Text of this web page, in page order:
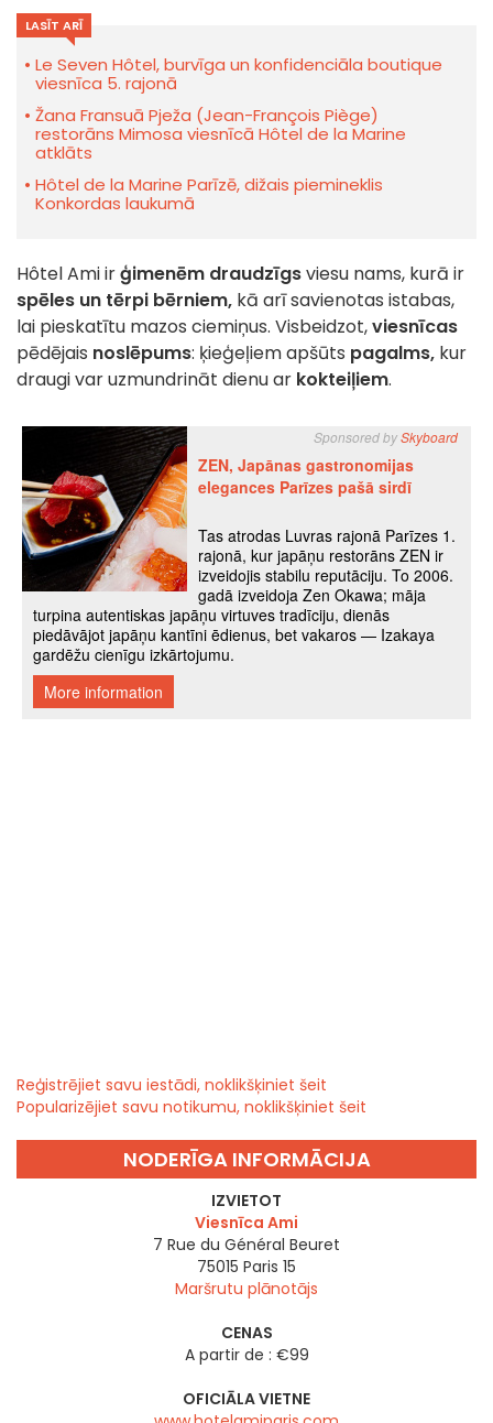
LASĪT ARĪ
Le Seven Hôtel, burvīga un konfidenciāla boutique
viesnīca 5. rajonā
Žana Fransuā Pježa (Jean-François Piège)
restorāns Mimosa viesnīcā Hôtel de la Marine
atklāts
Hôtel de la Marine Parīzē, dižais piemineklis
Konkordas laukumā
Hôtel Ami irģimenēm draudzīgsviesu nams, kurā ir
spēles un tērpi bērniem, kā arī savienotas istabas,
lai pieskatītu mazos ciemiņus. Visbeidzot,viesnīcas
pēdējais noslēpums: ķieģeļiem apšūts pagalms, kur
draugi var uzmundrināt dienu ar kokteiļiem.
Reģistrējiet savu iestādi, noklikšķiniet šeit
Popularizējiet savu notikumu, noklikšķiniet šeit
NODERĪGA INFORMĀCIJA
IZVIETOT
Viesnīca Ami
7 Rue du Général Beuret
75015 Paris 15
Maršrutu plānotājs
CENAS
A partir de : €99
OFICIĀLA VIETNE